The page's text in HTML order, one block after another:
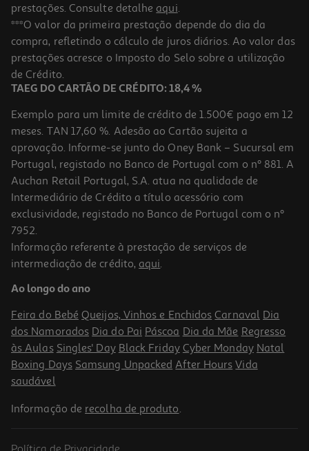
Puzzle Mont Clementoni Saint-Michel 1500 Peças
11.99 €/un
Price reduced from
15,99 €to
11,99 €
Promoção
-25%
Puzzle Clementoni View Of China 2000 Peças
14.99 €/un
14,99 €
Promoção
prestações. Consulte detalhe aqui.
***O valor da primeira prestação depende do dia da
compra, refletindo o cálculo de juros diários. Ao valor das
prestações acresce o Imposto do Selo sobre a utilização
de Crédito.
TAEG DO CARTÃO DE CRÉDITO: 18,4 %
Exemplo para um limite de crédito de 1.500€ pago em 12
meses. TAN 17,60 %. Adesão ao Cartão sujeita a
aprovação. Informe-se junto do Oney Bank – Sucursal em
Portugal, registado no Banco de Portugal com o nº 881. A
Auchan Retail Portugal, S.A. atua na qualidade de
Intermediário de Crédito a título acessório com
exclusividade, registado no Banco de Portugal com o nº
7952.
Informação referente à prestação de serviços de
intermediação de crédito, aqui.
Ao longo do ano
Feira do Bebé Queijos, Vinhos e Enchidos Carnaval Dia
dos Namorados Dia do Pai Páscoa Dia da Mãe Regresso
às Aulas Singles' Day Black Friday Cyber Monday Natal
Boxing Days Samsung Unpacked After Hours Vida
saudável
Informação de recolha de produto.
Política de Privacidade